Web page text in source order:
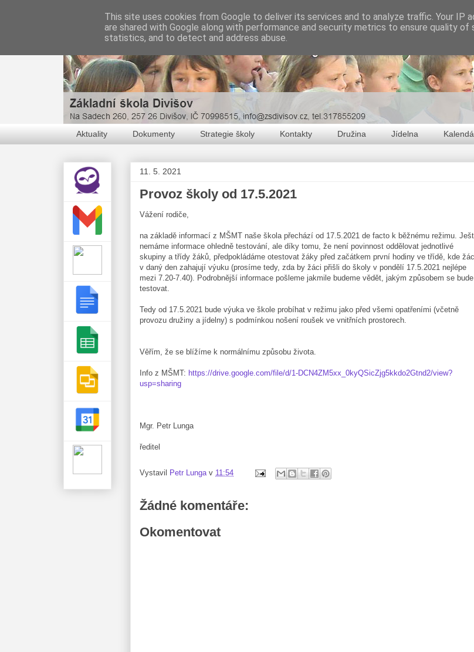
Aktuality Dokumenty Strategie školy Kontakty Družina Jídelna
11. 5. 2021
Provoz školy od 17.5.2021
Vážení rodiče,
na základě informací z MŠMT naše škola přechází od 17.5.2021 de facto k běžnému režimu.
nemáme informace ohledně testování, ale díky tomu, že není povinnost oddělovat jednotlivé
skupiny a třídy žáků, předpokládáme otestovat žáky před začátkem první hodiny ve třídě, kde
v daný den zahajují výuku (prosíme tedy, zda by žáci přišli do školy v pondělí 17.5.2021 nejlépe
mezi 7.20-7.40). Podrobnější informace pošleme jakmile budeme vědět, jakým způsobem se bude
testovat.
Tedy od 17.5.2021 bude výuka ve škole probíhat v režimu jako před všemi opatřeními (včetně
provozu družiny a jídelny) s podmínkou nošení roušek ve vnitřních prostorech.
Věřím, že se blížíme k normálnímu způsobu života.
Info z MŠMT: https://drive.google.com/file/d/1-DCN4ZM5xx_0kyQSicZjg5kkdo2Gtnd2/view?
usp=sharing
Mgr. Petr Lunga
ředitel
Vystavil Petr Lunga v 11:54
Žádné komentáře:
Okomentovat
This site uses cookies from Google to deliver its services and to analyze traffic. Your IP
are shared with Google along with performance and security metrics to ensure quality of
statistics, and to detect and address abuse.